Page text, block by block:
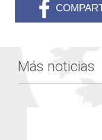
Más noticias